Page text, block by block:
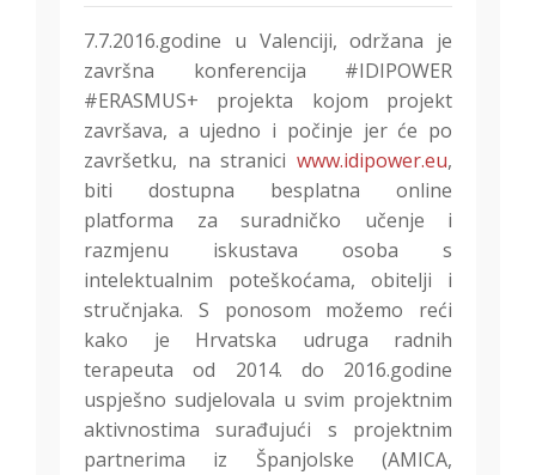
7.7.2016.godine u Valenciji, održana je
završna konferencija ‪#‎IDIPOWER‬
‪#‎ERASMUS‬+ projekta kojom projekt
završava, a ujedno i počinje jer će po
završetku, na stranici www.idipower.eu,
biti dostupna besplatna online
platforma za suradničko učenje i
razmjenu iskustava osoba s
intelektualnim poteškoćama, obitelji i
stručnjaka. S ponosom možemo reći
kako je Hrvatska udruga radnih
terapeuta od 2014. do 2016.godine
uspješno sudjelovala u svim projektnim
aktivnostima surađujući s projektnim
partnerima iz Španjolske (‪AMICA‬,